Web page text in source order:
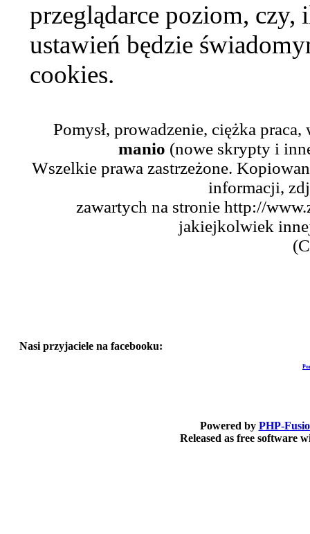
przeglądarce poziom,
ustawień będzie
cookies.
Pomysł, prowadzenie, ciężka
manio (nowe skrypty i
Wszelkie prawa zastrzeżone.
informacji,
zawartych na stronie http://
jakiejkolwiek
Nasi przyjaciele na facebooku:
Powered by PHP-
Released as free software